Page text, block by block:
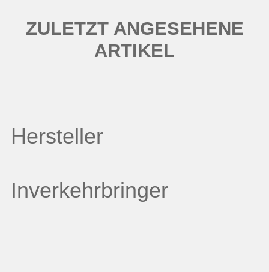
ZULETZT ANGESEHENE
ARTIKEL
Hersteller
Inverkehrbringer